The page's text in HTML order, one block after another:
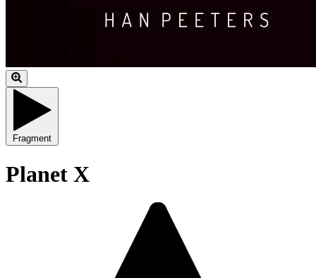
Fragment
Planet X